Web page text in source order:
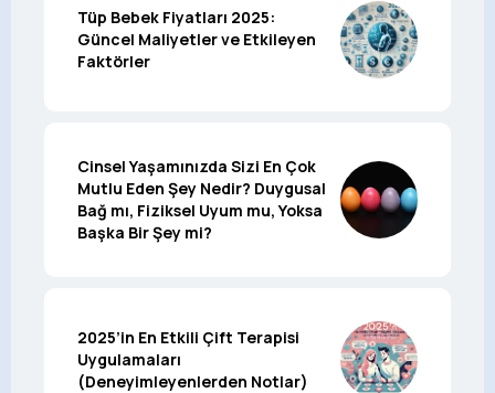
Tüp Bebek Fiyatları 2025:
Güncel Maliyetler ve Etkileyen
Faktörler
Cinsel Yaşamınızda Sizi En Çok
Mutlu Eden Şey Nedir? Duygusal
Bağ mı, Fiziksel Uyum mu, Yoksa
Başka Bir Şey mi?
2025’in En Etkili Çift Terapisi
Uygulamaları
(Deneyimleyenlerden Notlar)